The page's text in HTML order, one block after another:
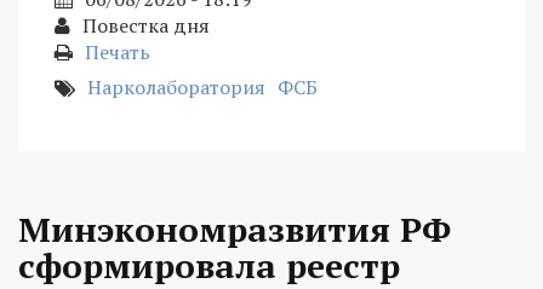
Повестка дня
Печать
Нарколаборатория ФСБ
Минэкономразвития РФ
сформировала реестр